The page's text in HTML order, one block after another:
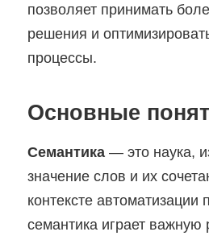
позволяет принимать
решения и
процессы.
Основные
Семантика— это наука,
значение слов и их
контексте автоматизации
семантика играет важную